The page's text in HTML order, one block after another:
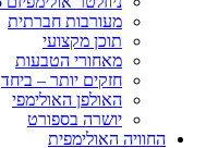
מעורבות חברתית
תוכן מקצועי
מאחורי הטבעות
חזקים יותר – ביחד
האולפן האולימפי
יושרה בספורט
החוויה האולימפית